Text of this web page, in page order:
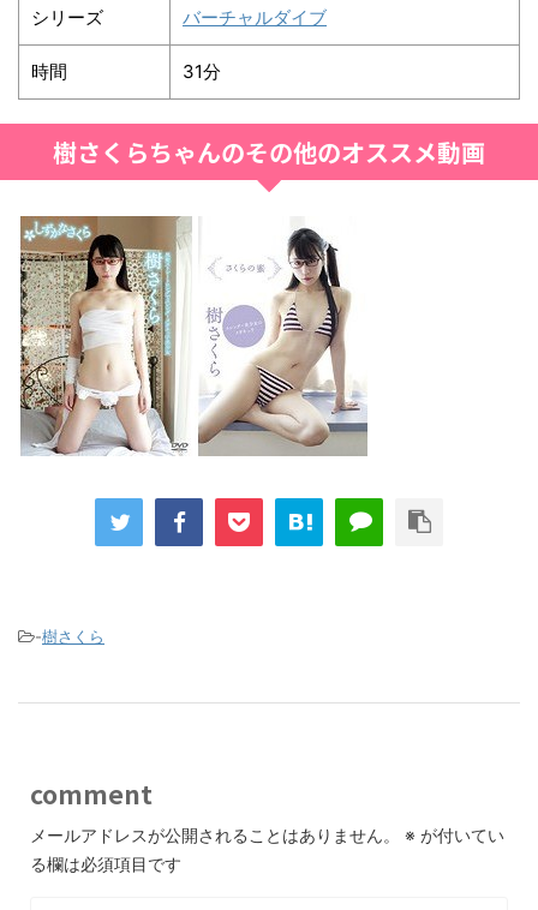
シリーズ バーチャルダイブ
時間 31分
樹さくらちゃんのその他のオススメ動画
-樹さくら
comment
メールアドレスが公開されることはありません。 ※ が付いてい
る欄は必須項目です